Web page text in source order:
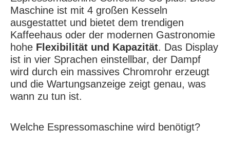
Maschine ist mit 4 großen Kesseln
ausgestattet und bietet dem trendigen
Kaffeehaus oder der modernen Gastronomie
hohe Flexibilität und Kapazität. Das Display
ist in vier Sprachen einstellbar, der Dampf
wird durch ein massives Chromrohr erzeugt
und die Wartungsanzeige zeigt genau, was
wann zu tun ist.
Welche Espressomaschine wird benötigt?